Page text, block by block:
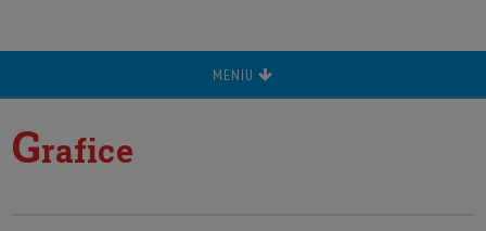
MENIU
Grafice